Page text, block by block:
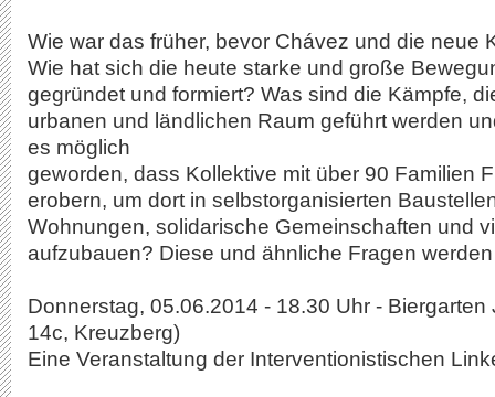
Wie war das früher, bevor Chávez und die neue
Wie hat sich die heute starke und große
gegründet und formiert? Was sind die Kämpfe,
urbanen und ländlichen Raum geführt werden
es möglich
geworden, dass Kollektive mit über 90 Familien
erobern, um dort in selbstorganisierten
Wohnungen, solidarische Gemeinschaften und
aufzubauen? Diese und ähnliche Fragen
Donnerstag, 05.06.2014 - 18.30 Uhr - Biergarten
14c, Kreuzberg)
Eine Veranstaltung der Interventionistischen